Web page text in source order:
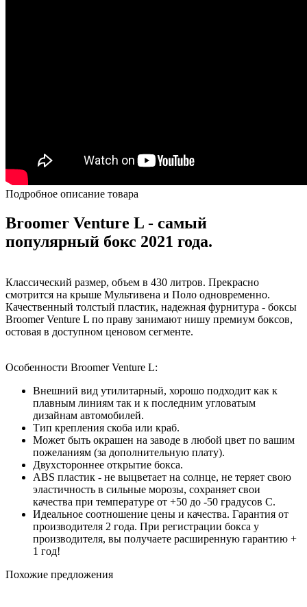
Подробное описание товара
Broomer Venture L - самый
популярный бокс 2021 года.
Классический размер, объем в 430 литров. Прекрасно
смотрится на крыше Мультивена и Поло одновременно.
Качественный толстый пластик, надежная фурнитура - боксы
Broomer Venture L по праву занимают нишу премиум боксов,
остовая в доступном ценовом сегменте.
Особенности Broomer Venture L:
Внешний вид утилитарный, хорошо подходит как к
плавным линиям так и к последним угловатым
дизайнам автомобилей.
Тип крепления скоба или краб.
Может быть окрашен на заводе в любой цвет по вашим
пожеланиям (за дополнительную плату).
Двухстороннее открытие бокса.
ABS пластик - не выцветает на солнце, не теряет свою
эластичность в сильные морозы, сохраняет свои
качества при температуре от +50 до -50 градусов С.
Идеальное соотношение цены и качества. Гарантия от
производителя 2 года. При регистрации бокса у
производителя, вы получаете расширенную гарантию +
1 год!
Похожие предложения